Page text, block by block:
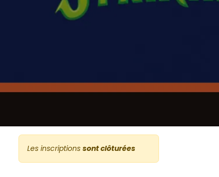
Les inscriptions sont clôturées